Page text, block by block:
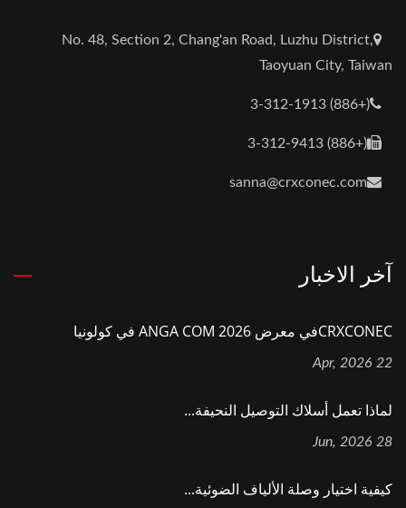
No. 48, Section 2, Chang'an Road, Luzhu District,
Taoyuan City, Taiwan
(+886) 3-312-1913
(+886) 3-312-9413
sanna@crxconec.com
آخر الاخبار
CRXCONECفي معرض ANGA COM 2026 في كولونيا
22 Apr, 2026
لماذا تعمل أسلاك التوصيل النحيفة...
28 Jun, 2026
كيفية اختيار وصلة الألياف الضوئية...